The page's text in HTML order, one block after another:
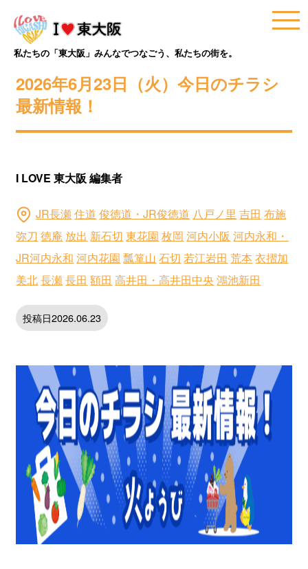
私たちの「東大阪」みんなでつなごう、私たちの街を。
2026年6月23日（火）今日のチラシ
最新情報！
I LOVE 東大阪 編集者
JR長瀬住道 俊徳道・JR俊徳道 八戸ノ里 吉田 布施
弥刀 徳庵 放出 新石切 東花園 枚岡 河内小阪 河内永和・
JR河内永和 河内花園 瓢箪山 石切 若江岩田 荒本 衣摺加
美北長瀬長田 額田 高井田・高井田中央 鴻池新田
投稿日2026.06.23